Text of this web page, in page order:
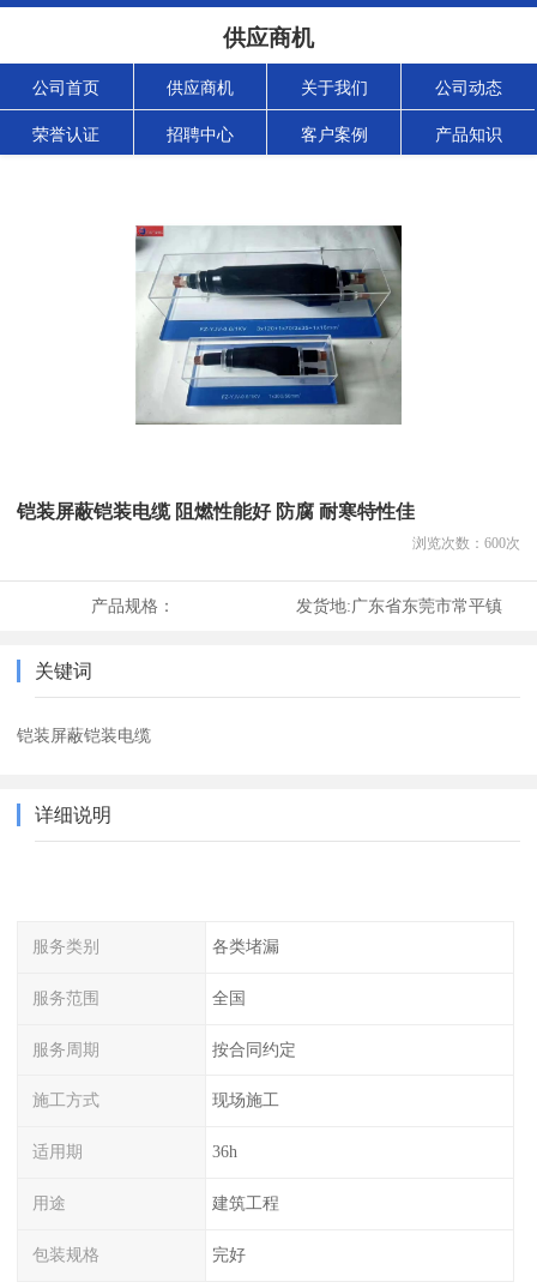
供应商机
公司首页 供应商机 关于我们 公司动态
荣誉认证 招聘中心 客户案例 产品知识
铠装屏蔽铠装电缆 阻燃性能好 防腐 耐寒特性佳
浏览次数： 600次
产品规格： 发货地:广东省东莞市常平镇
关键词
铠装屏蔽铠装电缆
详细说明
服务类别 各类堵漏
服务范围 全国
服务周期 按合同约定
施工方式 现场施工
适用期 36h
用途 建筑工程
包装规格 完好